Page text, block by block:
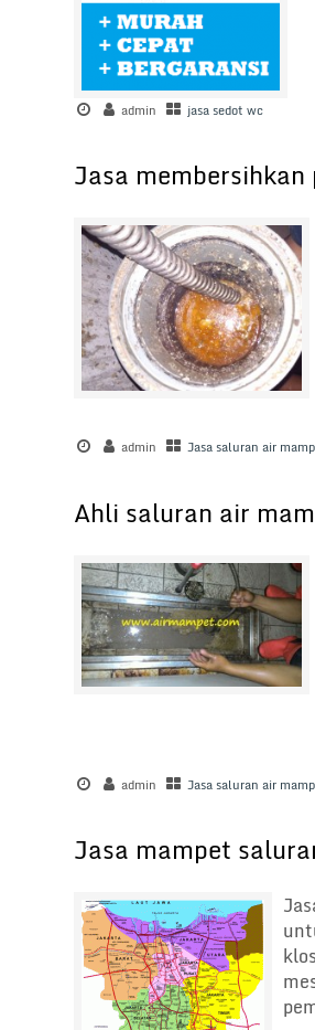
admin jasa sedot wc
Jasa
admin Jasa saluran air
Ahli saluran air
admin Jasa saluran air
Jasa mampet